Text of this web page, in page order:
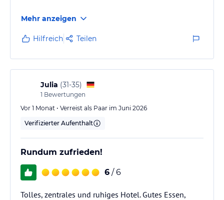
Mehr anzeigen
Hilfreich Teilen
Julia (31-35)
1 Bewertungen
Vor 1 Monat • Verreist als Paar im Juni 2026
Verifizierter Aufenthalt
Rundum zufrieden!
6 / 6
Tolles, zentrales und ruhiges Hotel. Gutes Essen,